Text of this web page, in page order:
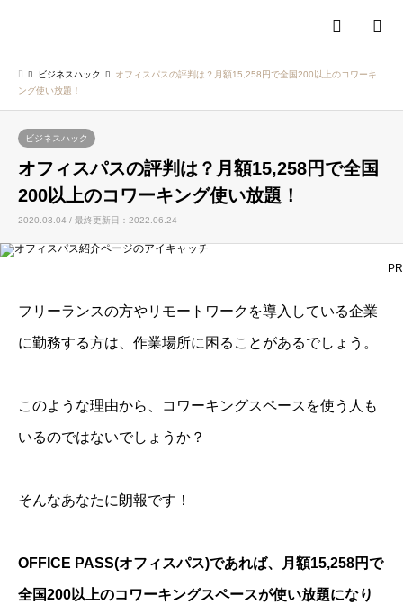
ビジネスハック
オフィスパスの評判は？月額15,258円で全国200以上のコワーキ
ング使い放題！
ビジネスハック
オフィスパスの評判は？月額15,258円で全国
200以上のコワーキング使い放題！
2020.03.04 / 最終更新日：2022.06.24
PR
フリーランスの方やリモートワークを導入している企業
に勤務する方は、作業場所に困ることがあるでしょう。
このような理由から、コワーキングスペースを使う人も
いるのではないでしょうか？
そんなあなたに朗報です！
OFFICE PASS(オフィスパス)であれば、月額15,258円で
全国200以上のコワーキングスペースが使い放題になり